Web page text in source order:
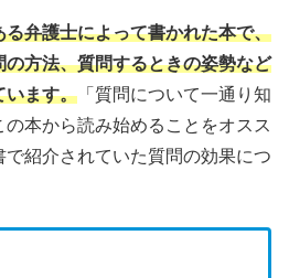
弁護士によって書かれた本で、
方法、質問するときの姿勢など
います。 「質問について一通り知
の本から読み始めることをオスス
で紹介されていた質問の効果につ